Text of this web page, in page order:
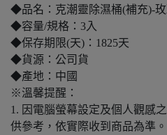
◆品名：克潮靈除濕桶(補充)-玫
◆容量/規格：3入
◆保存期限(天)：1825天
◆貨源：公司貨
◆產地：中國
※溫馨提醒：
1. 因電腦螢幕設定及個人觀感
供參考，依實際收到商品為準。